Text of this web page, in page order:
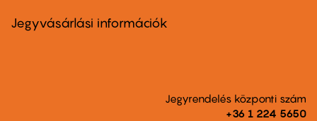
second
Jegyvásárlási információk
Jegyrendelés központi szám
+36 1 224 5650